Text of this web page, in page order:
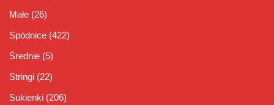
Małe (26)
Spódnice (422)
Średnie (5)
Stringi (22)
Sukienki (206)